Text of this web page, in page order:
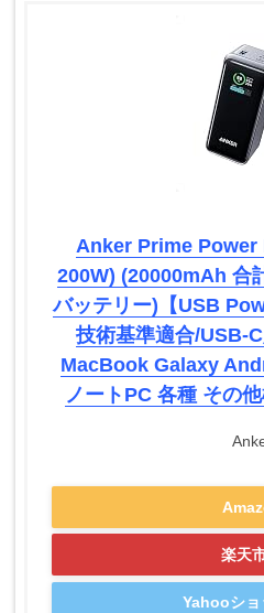
Anker Prime Power
200W) (20000mAh 合
バッテリー)【USB
技術基準適合/USB-
MacBook Galaxy
ノートPC 各種 その
楽天
Yahooショ